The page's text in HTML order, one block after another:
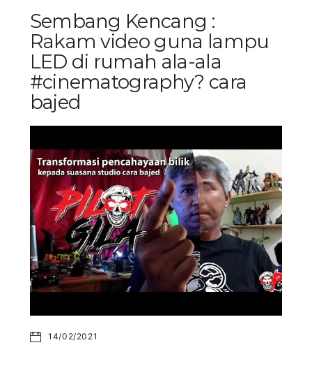
Sembang Kencang :
Rakam video guna lampu
LED di rumah ala-ala
#cinematography? cara
bajed
14/02/2021